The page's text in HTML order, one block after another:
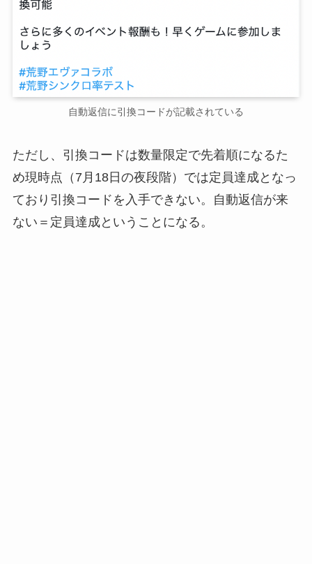
自動返信に引換コードが記載されている
ただし、引換コードは数量限定で先着順になるた
め現時点（7月18日の夜段階）では定員達成となっ
ており引換コードを入手できない。自動返信が来
ない＝定員達成ということになる。